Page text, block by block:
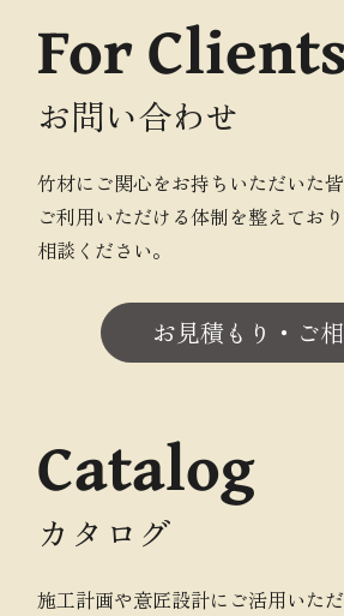
For
お問い合わせ
竹材にご関心をお持ちいただいた
ご利用いただける体制を整えてお
相談ください。
お見積もり・ご
Catalog
カタログ
施工計画や意匠設計にご活用いた